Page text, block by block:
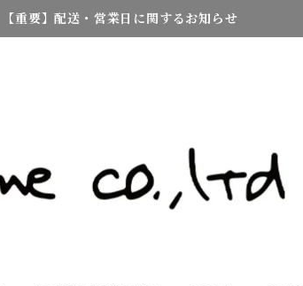
【重要】配送・営業日に関するお知らせ